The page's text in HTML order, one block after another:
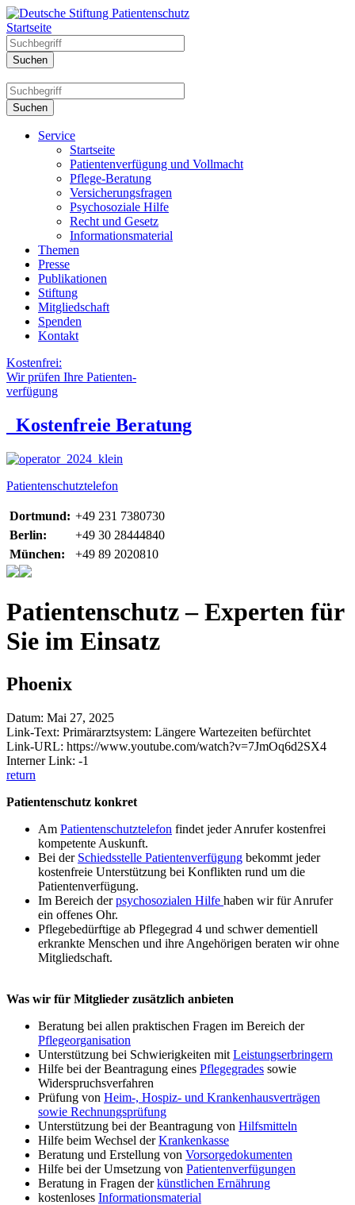
Startseite
Service
Startseite
Patientenverfügung und Vollmacht
Pflege-Beratung
Versicherungsfragen
Psychosoziale Hilfe
Recht und Gesetz
Informationsmaterial
Themen
Presse
Publikationen
Stiftung
Mitgliedschaft
Spenden
Kontakt
Kostenfrei:
Wir prüfen Ihre Patienten-
verfügung
Kostenfreie Beratung
Patientenschutztelefon
Dortmund: +49 231 7380730
Berlin:
+49 30 28444840
München:
+49 89 2020810
Patientenschutz – Experten für
Sie im Einsatz
Phoenix
Datum: Mai 27, 2025
Link-Text: Primärarztsystem: Längere Wartezeiten befürchtet
Link-URL: https://www.youtube.com/watch?v=7JmOq6d2SX4
Interner Link: -1
return
Patientenschutz konkret
Am Patientenschutztelefon findet jeder Anrufer kostenfrei
kompetente Auskunft.
Bei der Schiedsstelle Patientenverfügung bekommt jeder
kostenfreie Unterstützung bei Konflikten rund um die
Patientenverfügung.
Im Bereich derpsychosozialen Hilfe haben wir für Anrufer
ein offenes Ohr.
Pflegebedürftige ab Pflegegrad 4 und schwer dementiell
erkrankte Menschen und ihre Angehörigen beraten wir ohne
Mitgliedschaft.
Was wir für Mitglieder zusätzlich anbieten
Beratung bei allen praktischen Fragen im Bereich der
Pflegeorganisation
Unterstützung bei Schwierigkeiten mit Leistungserbringern
Hilfe bei der Beantragung eines Pflegegrades sowie
Widerspruchsverfahren
Prüfung von Heim-, Hospiz- und Krankenhausverträgen
sowie Rechnungsprüfung
Unterstützung bei der Beantragung von Hilfsmitteln
Hilfe beim Wechsel derKrankenkasse
Beratung und Erstellung von Vorsorgedokumenten
Hilfe bei der Umsetzung von Patientenverfügungen
Beratung in Fragen derkünstlichen Ernährung
kostenloses Informationsmaterial